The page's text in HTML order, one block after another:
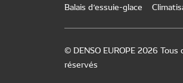
Balais d’essuie-glace
© DENSO EUROPE 2026 Tous
réservés